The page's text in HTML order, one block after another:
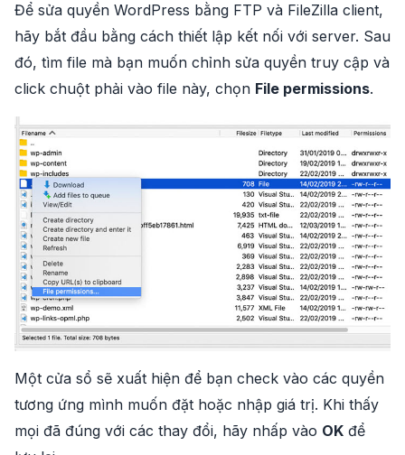
Để sửa quyền WordPress bằng FTP và FileZilla client,
hãy bắt đầu bằng cách thiết lập kết nối với server. Sau
đó, tìm file mà bạn muốn chỉnh sửa quyền truy cập và
click chuột phải vào file này, chọn File permissions.
Một cửa sổ sẽ xuất hiện để bạn check vào các quyền
tương ứng mình muốn đặt hoặc nhập giá trị. Khi thấy
mọi đã đúng với các thay đổi, hãy nhấp vào OK để